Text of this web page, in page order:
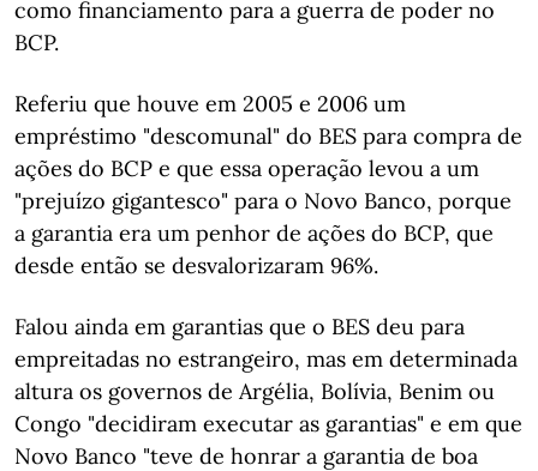
como financiamento para a guerra de poder no
BCP.
Referiu que houve em 2005 e 2006 um
empréstimo "descomunal" do BES para compra de
ações do BCP e que essa operação levou a um
"prejuízo gigantesco" para o Novo Banco, porque
a garantia era um penhor de ações do BCP, que
desde então se desvalorizaram 96%.
Falou ainda em garantias que o BES deu para
empreitadas no estrangeiro, mas em determinada
altura os governos de Argélia, Bolívia, Benim ou
Congo "decidiram executar as garantias" e em que
Novo Banco "teve de honrar a garantia de boa